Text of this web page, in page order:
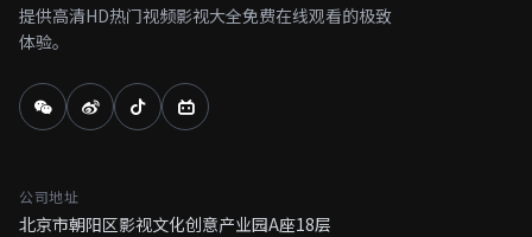
提供高清HD热门视频影视大全免费在线观看的极致
体验。
公司地址
北京市朝阳区影视文化创意产业园A座18层